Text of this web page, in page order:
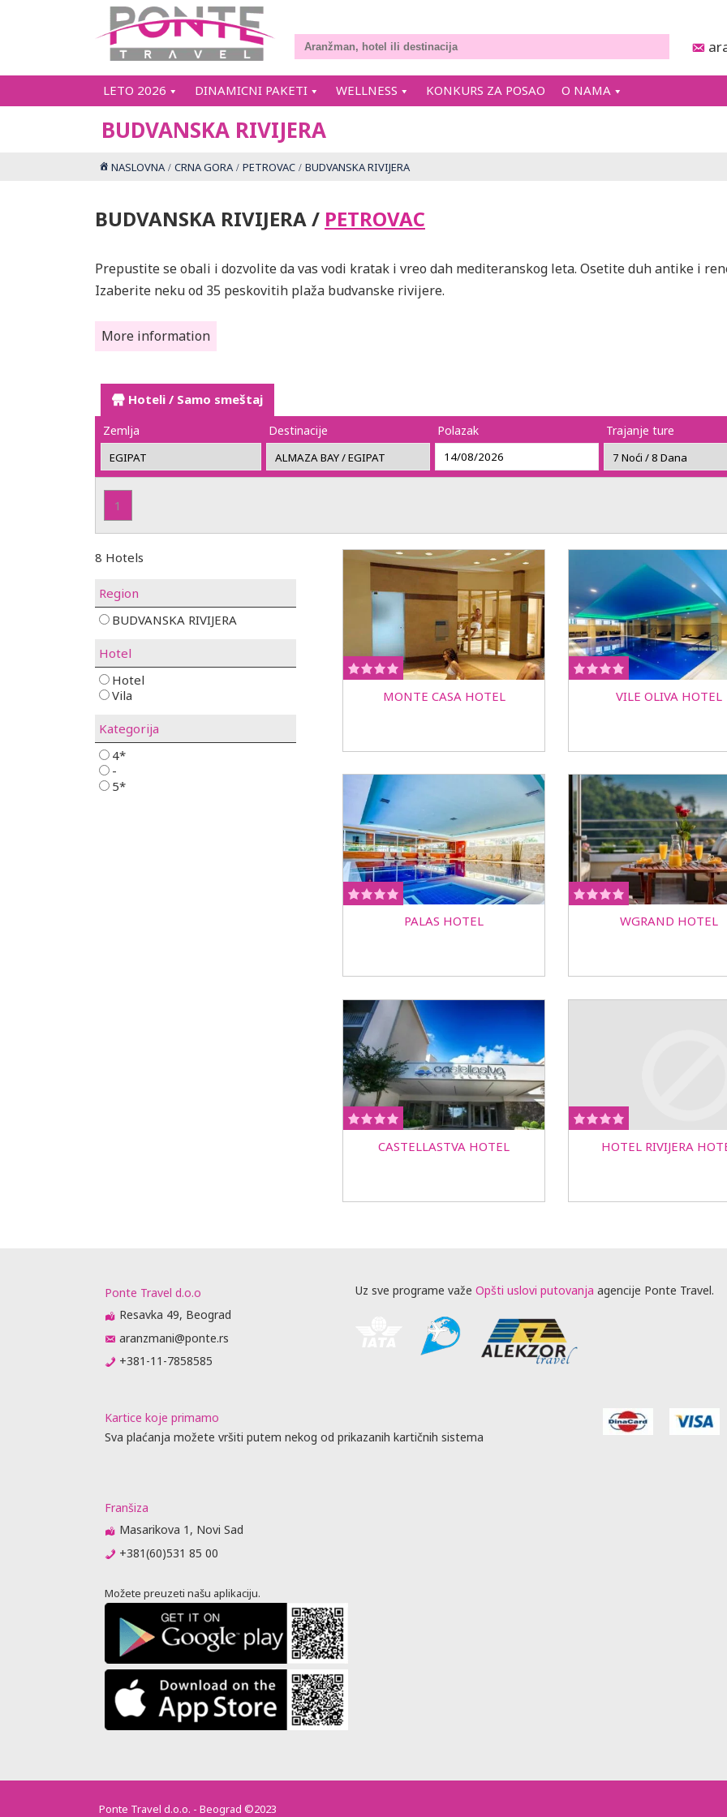
LETO 2026 DINAMICNI PAKETI WELLNESS KONKURS ZA POSAO O NAMA
BUDVANSKA RIVIJERA
NASLOVNA CRNA GORA PETROVAC BUDVANSKA RIVIJERA
BUDVANSKA RIVIJERA / PETROVAC
Prepustite se obali i dozvolite da vas vodi kratak i vreo dah mediteranskog leta. Osetite duh antike i
Izaberite neku od 35 peskovitih plaža budvanske rivijere.
More information
Hoteli / Samo smeštaj
Zemlja Destinacije Polazak Trajanje ture
1
8 Hotels
Region
BUDVANSKA RIVIJERA
Hotel
Hotel
Vila
Kategorija
4*
-
5*
MONTE CASA HOTEL VILE OLIVA HOTEL
PALAS HOTEL WGRAND HOTEL
CASTELLASTVA HOTEL HOTEL RIVIJERA
Ponte Travel d.o.o
Resavka 49, Beograd
aranzmani@ponte.rs
+381-11-7858585
Uz sve programe važe Opšti uslovi putovanja agencije Ponte Travel.
Kartice koje primamo
Sva plaćanja možete vršiti putem nekog od prikazanih kartičnih sistema
Franšiza
Masarikova 1, Novi Sad
+381(60)531 85 00
Možete preuzeti našu aplikaciju.
Ponte Travel d.o.o. - Beograd ©2023